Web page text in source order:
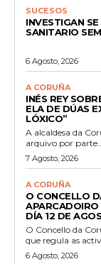
SUCESOS
INVESTIGAN
SANITARIO
6 Agosto, 2026
A CORUÑA
INÉS REY
ELA DE DÚAS
LÓXICO”
A alcaldesa da
arquivo por parte...
7 Agosto, 2026
A CORUÑA
O CONCELLO
APARCADOIRO
DÍA 12 DE
O Concello da
que regula as
6 Agosto, 2026